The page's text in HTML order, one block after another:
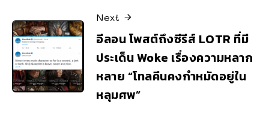
Next
อีลอน โพสต์ถึงซีรีส์ LOTR ที่มี
ประเด็น Woke เรื่องความหลาก
หลาย “โทลคีนคงกำหมัดอยู่ใน
หลุมศพ”